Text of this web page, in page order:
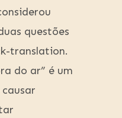
questões
translation.
do ar” é um